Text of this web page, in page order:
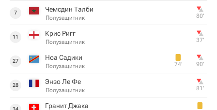
7 Чемсдин Талби
Полузащитник 80‎’‎
11 Крис Ригг
Полузащитник 37‎’‎
27 Ноа Садики
Полузащитник 74‎’‎ 90‎’‎
28 Энзо Ле Фе
Полузащитник 81‎’‎
Гранит Джака